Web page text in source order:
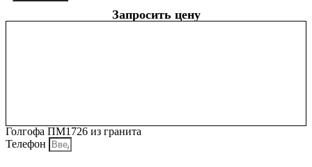
Запросить цену
Голгофа ПМ1726 из гранита
Телефон